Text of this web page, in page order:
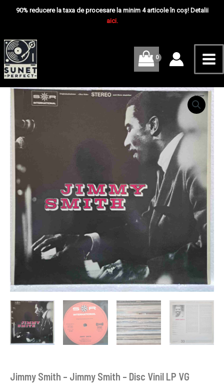
90% reducere la taxa de procesare la minim 4 articole în coș! Detalii
aici.
Jimmy Smith – Jimmy Smith – Disc Vinil LP VG
Cantitate
Smith
Vinil
LP
VG
Smith